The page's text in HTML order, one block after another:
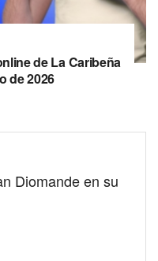
de La Caribeña
de 2026
Diomande en su